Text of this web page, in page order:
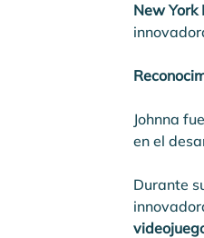
New York
Johnna
en el
Durante